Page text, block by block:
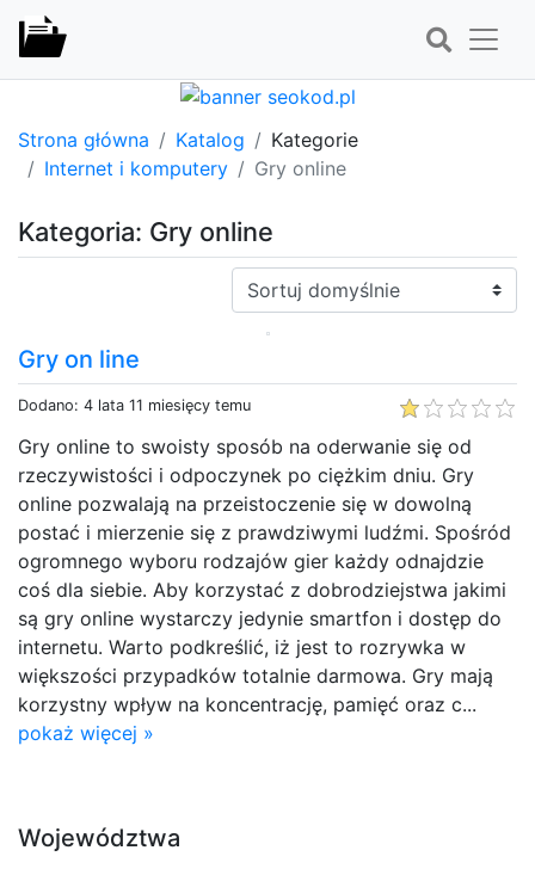
Strona główna Katalog
Kategorie
Internet i komputery
Gry online
Kategoria: Gry online
Sortuj:
Gry on line
Dodano: 4 lata 11 miesięcy temu
Gry online to swoisty sposób na oderwanie się od
rzeczywistości i odpoczynek po ciężkim dniu. Gry
online pozwalają na przeistoczenie się w dowolną
postać i mierzenie się z prawdziwymi ludźmi. Spośród
ogromnego wyboru rodzajów gier każdy odnajdzie
coś dla siebie. Aby korzystać z dobrodziejstwa jakimi
są gry online wystarczy jedynie smartfon i dostęp do
internetu. Warto podkreślić, iż jest to rozrywka w
większości przypadków totalnie darmowa. Gry mają
korzystny wpływ na koncentrację, pamięć oraz c...
pokaż więcej »
Województwa